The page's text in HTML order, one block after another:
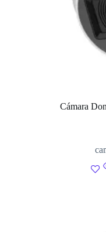
Cámara